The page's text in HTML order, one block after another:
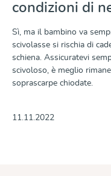
condizioni di
Sì, ma il bambino va
scivolasse si rischia di
schiena. Assicuratevi
scivoloso, è meglio
soprascarpe chiodate.
11.11.2022